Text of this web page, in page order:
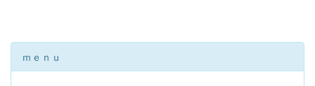
ｍｅｎｕ